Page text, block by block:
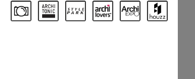
TISCH LARGUS OVAL